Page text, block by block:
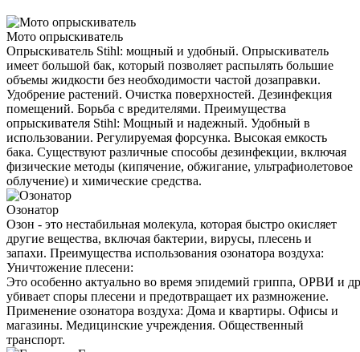
Мото опрыскиватель
Опрыскиватель Stihl: мощный и удобный. Опрыскиватель
имеет большой бак, который позволяет распылять большие
объемы жидкости без необходимости частой дозаправки.
Удобрение растений. Очистка поверхностей. Дезинфекция
помещений. Борьба с вредителями. Преимущества
опрыскивателя Stihl: Мощный и надежный. Удобный в
использовании. Регулируемая форсунка. Высокая емкость
бака. Существуют различные способы дезинфекции, включая
физические методы (кипячение, обжигание, ультрафиолетовое
облучение) и химические средства.
Озонатор
Озон - это нестабильная молекула, которая быстро окисляет
другие вещества, включая бактерии, вирусы, плесень и
запахи. Преимущества использования озонатора воздуха:
Уничтожение плесени:
Это особенно актуально во время эпидемий гриппа, ОРВИ и
убивает споры плесени и предотвращает их размножение.
Применение озонатора воздуха: Дома и квартиры. Офисы и
магазины. Медицинские учреждения. Общественный
транспорт.